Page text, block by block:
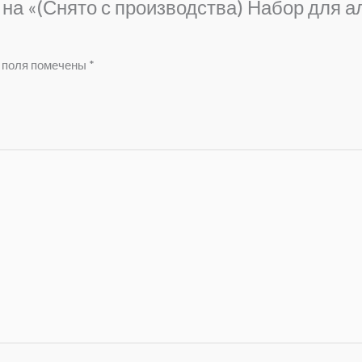
«(Снято с производства) Набор для
помечены *